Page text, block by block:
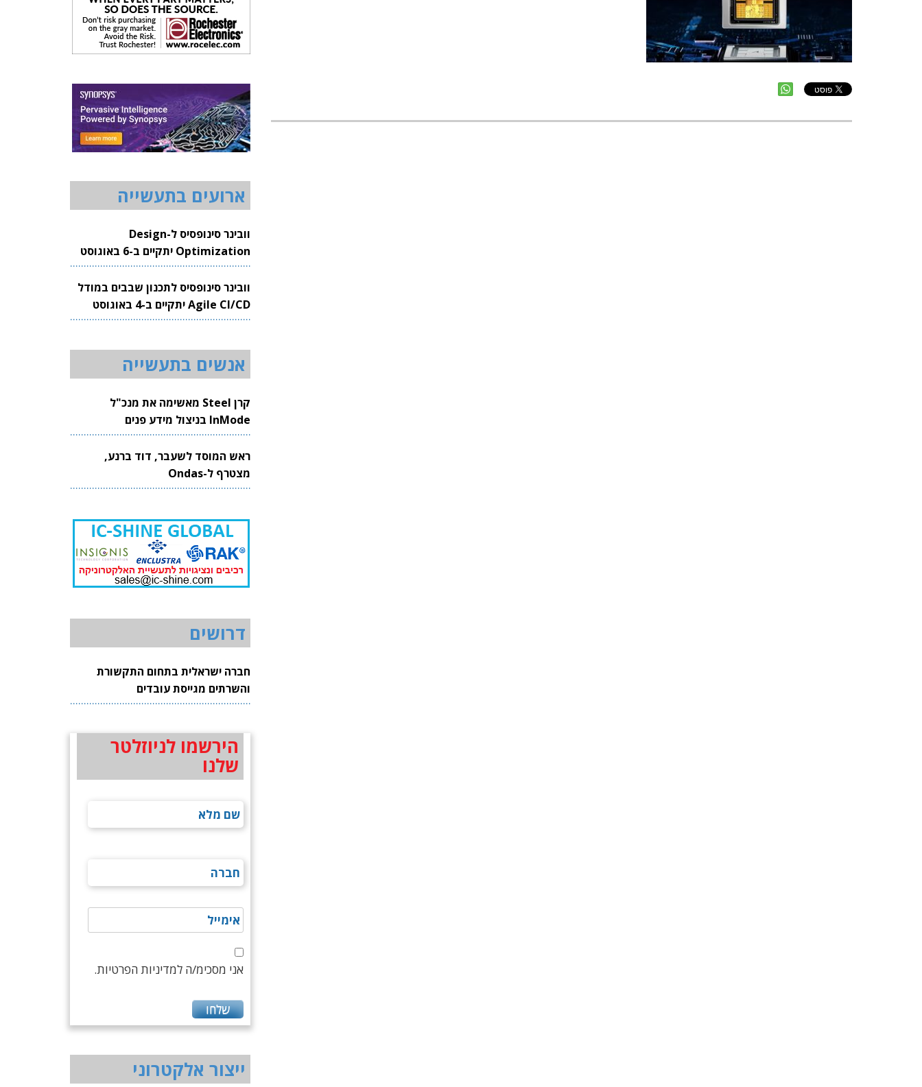
ארועים בתעשייה
וובינר סינופסיס ל-Design
Optimization יתקיים ב-6 באוגוסט
2026
וובינר סינופסיס לתכנון שבבים במודל
Agile CI/CD יתקיים ב-4 באוגוסט
2026
אנשים בתעשייה
קרן Steel מאשימה את מנכ"ל
InMode בניצול מידע פנים
ראש המוסד לשעבר, דוד ברנע,
מצטרף ל-Ondas
דרושים
חברה ישראלית בתחום התקשורת
והשרתים מגייסת עובדים
הירשמו לניוזלטר
שלנו
אני מסכימ/ה למדיניות הפרטיות.
ייצור אלקטרוני